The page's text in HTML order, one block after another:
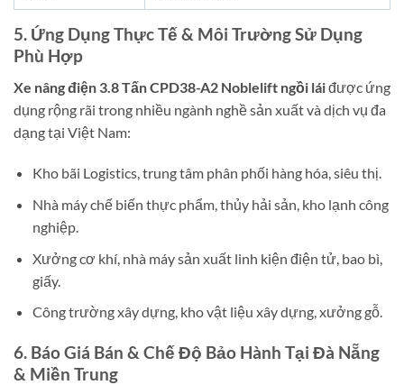
5. Ứng Dụng Thực Tế & Môi Trường Sử Dụng
Phù Hợp
Xe nâng điện 3.8 Tấn CPD38-A2 Noblelift ngồi láiđược ứng
dụng rộng rãi trong nhiều ngành nghề sản xuất và dịch vụ đa
dạng tại Việt Nam:
Kho bãi Logistics, trung tâm phân phối hàng hóa, siêu thị.
Nhà máy chế biến thực phẩm, thủy hải sản, kho lạnh công
nghiệp.
Xưởng cơ khí, nhà máy sản xuất linh kiện điện tử, bao bì,
giấy.
Công trường xây dựng, kho vật liệu xây dựng, xưởng gỗ.
6. Báo Giá Bán & Chế Độ Bảo Hành Tại Đà Nẵng
& Miền Trung